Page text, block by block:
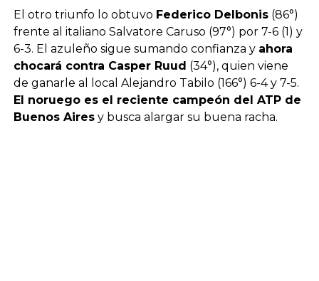
El otro triunfo lo obtuvo Federico Delbonis(86°)
frente al italiano Salvatore Caruso (97°) por 7-6 (1) y
6-3. El azuleño sigue sumando confianza y ahora
chocará contra Casper Ruud (34°), quien viene
de ganarle al local Alejandro Tabilo (166°) 6-4 y 7-5.
El noruego es el reciente campeón del ATP de
Buenos Airesy busca alargar su buena racha.